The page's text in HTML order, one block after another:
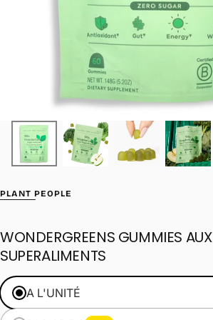
PLANT PEOPLE
WONDERGREENS GUMMIES AUX
SUPERALIMENTS
A L'UNITÉ